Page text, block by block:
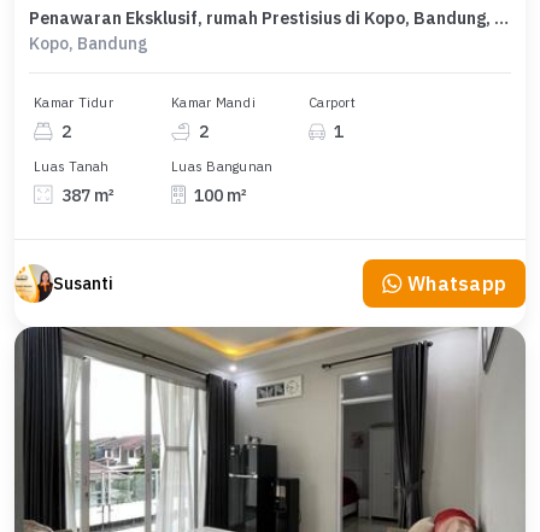
Penawaran Eksklusif, rumah Prestisius di Kopo, Bandung, LB 100m²
Kopo, Bandung
Kamar Tidur
2
Kamar Mandi
2
Carport
1
Luas Tanah
387 m²
Luas Bangunan
100 m²
Susanti Whatsapp